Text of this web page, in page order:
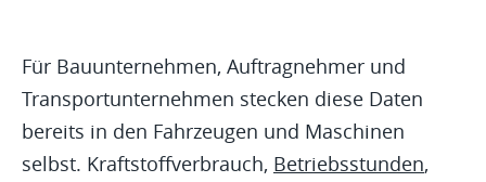
Für Bauunternehmen, Auftragnehmer und
Transportunternehmen stecken diese Daten
bereits in den Fahrzeugen und Maschinen
selbst. Kraftstoffverbrauch, Betriebsstunden,